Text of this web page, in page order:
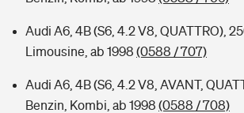
Audi A6, 4B (S6, 4.2 V8, QUATTRO),
Limousine, ab 1998 (0588 / 707)
Audi A6, 4B (S6, 4.2 V8, AVANT,
Benzin, Kombi, ab 1998 (0588 / 708)